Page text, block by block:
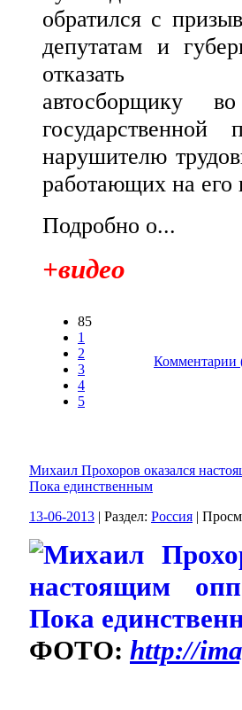
обратился с
депутатам и
отказать
автосборщику
государственной
нарушителю
работающих на его
Подробно о...
+видео
85
1
2
3
4
5
Комментарии
Михаил Прохоров оказался
Пока единственным
13-06-2013 | Раздел: Россия |
ФОТО: http://